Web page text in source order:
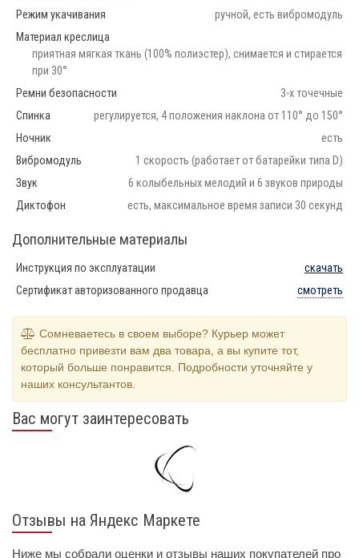
Режим укачивания
ручной, есть вибромодуль
Материал креслица
приятная мягкая ткань (100% полиэстер), снимается и стирается
при 30°
Ремни безопасности
3-х точечные
Спинка
регулируется, 4 положения наклона от 110° до 150°
Ночник
есть
Вибромодуль
1 скорость (работает от батарейки типа D)
Звук
6 колыбельных мелодий и 6 звуков природы
Диктофон
есть, максимальное время записи 30 секунд
Дополнительные материалы
Инструкция по эксплуатации
скачать
Сертификат авторизованного продавца
смотреть
Сомневаетесь в своем выборе? Курьер может
бесплатно привезти вам два товара, а вы купите тот,
который больше понравится. Подробности уточняйте у
наших консультантов.
Вас могут заинтересовать
Отзывы на Яндекс Маркете
Ниже мы собрали оценки и отзывы наших покупателей про